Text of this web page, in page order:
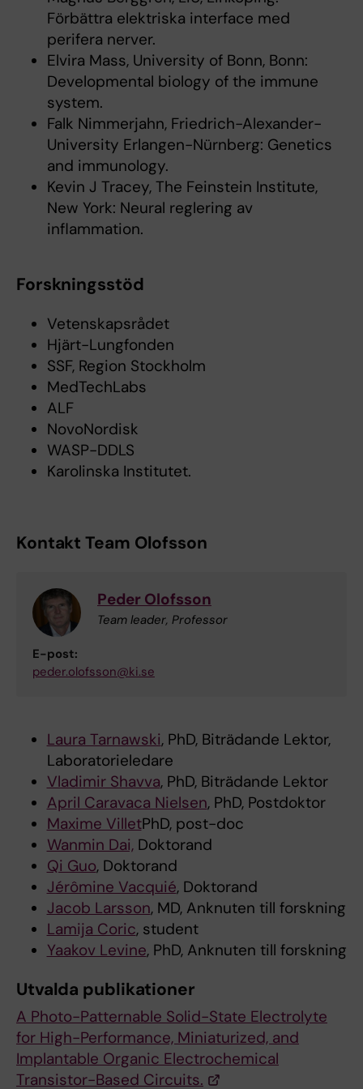
Förbättra elektriska interface med
perifera nerver.
Elvira Mass, University of Bonn, Bonn:
Developmental biology of the immune
system.
Falk Nimmerjahn, Friedrich-Alexander-
University Erlangen-Nürnberg: Genetics
and immunology.
Kevin J Tracey, The Feinstein Institute,
New York: Neural reglering av
inflammation.
Forskningsstöd
Vetenskapsrådet
Hjärt-Lungfonden
SSF, Region Stockholm
MedTechLabs
ALF
NovoNordisk
WASP-DDLS
Karolinska Institutet.
Kontakt Team Olofsson
Peder Olofsson
Team leader, Professor
E-post:
peder.olofsson@ki.se
Laura Tarnawski, PhD, Biträdande Lektor,
Laboratorieledare
Vladimir Shavva, PhD, Biträdande Lektor
April Caravaca Nielsen, PhD, Postdoktor
Maxime VilletPhD, post-doc
Wanmin Dai,Doktorand
Qi Guo, Doktorand
Jérômine Vacquié, Doktorand
Jacob Larsson, MD, Anknuten till forskning
Lamija Coric, student
Yaakov Levine, PhD, Anknuten till forskning
Utvalda publikationer
A Photo-Patternable Solid-State Electrolyte
for High-Performance, Miniaturized, and
Implantable Organic Electrochemical
Transistor-Based Circuits.